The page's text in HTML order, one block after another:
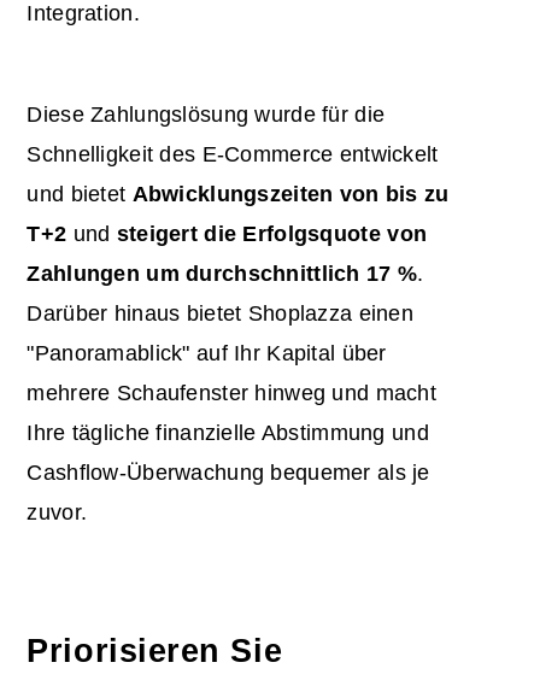
Integration.
Diese Zahlungslösung wurde für die
Schnelligkeit des E-Commerce entwickelt
und bietet Abwicklungszeiten von bis zu
T+2 und steigert die Erfolgsquote von
Zahlungen um durchschnittlich 17 %.
Darüber hinaus bietet Shoplazza einen
"Panoramablick" auf Ihr Kapital über
mehrere Schaufenster hinweg und macht
Ihre tägliche finanzielle Abstimmung und
Cashflow-Überwachung bequemer als je
zuvor.
Priorisieren Sie